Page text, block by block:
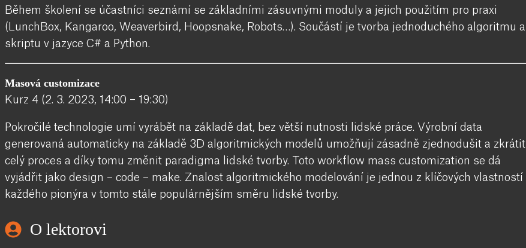
Během školení se účastníci seznámí se základními zásuvnými moduly a jejich použitím pro praxi
(LunchBox, Kangaroo, Weaverbird, Hoopsnake, Robots…). Součástí je tvorba jednoduchého algoritmu a
skriptu v jazyce C# a Python.
Masová customizace
Kurz 4 (2. 3. 2023, 14:00 – 19:30)
Pokročilé technologie umí vyrábět na základě dat, bez větší nutnosti lidské práce. Výrobní data
generovaná automaticky na základě 3D algoritmických modelů umožňují zásadně zjednodušit a zkrátit
celý proces a díky tomu změnit paradigma lidské tvorby. Toto workflow mass customization se dá
vyjádřit jako design – code – make. Znalost algoritmického modelování je jednou z klíčových vlastností
každého pionýra v tomto stále populárnějším směru lidské tvorby.
O lektorovi